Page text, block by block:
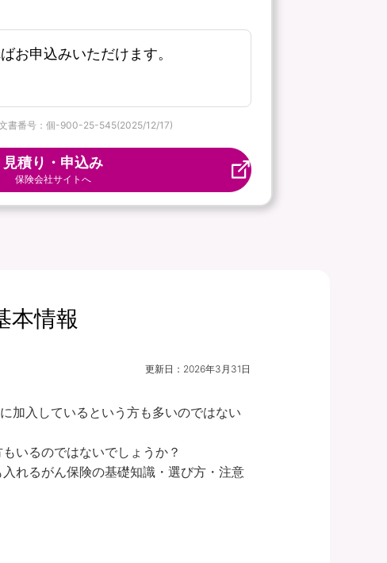
お申込みいただけます。
書番号：個-900-25-545(2025/12/17)
見積り・申込み
保険会社サイトへ
本情報
更新日： 2026年3月31日
加入しているという方も多いのではない
いるのではないでしょうか？
れるがん保険の基礎知識・選び方・注意